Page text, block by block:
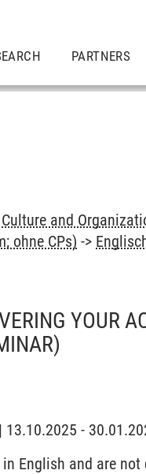
PARTNERS
and
ohne CPs) ->
YOUR
-
English and are